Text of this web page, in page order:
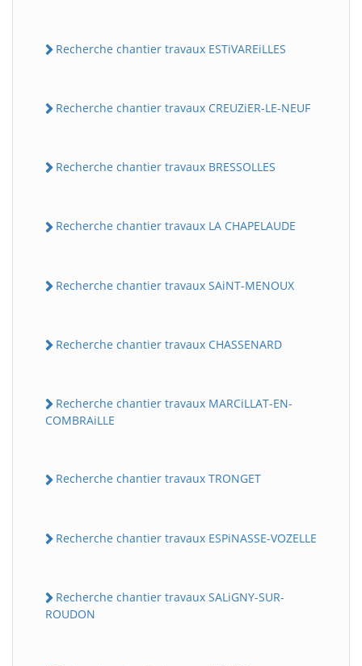
Recherche chantier travaux ESTiVAREiLLES
Recherche chantier travaux CREUZiER-LE-NEUF
Recherche chantier travaux BRESSOLLES
Recherche chantier travaux LA CHAPELAUDE
Recherche chantier travaux SAiNT-MENOUX
Recherche chantier travaux CHASSENARD
Recherche chantier travaux MARCiLLAT-EN-
COMBRAiLLE
Recherche chantier travaux TRONGET
Recherche chantier travaux ESPiNASSE-VOZELLE
Recherche chantier travaux SALiGNY-SUR-
ROUDON